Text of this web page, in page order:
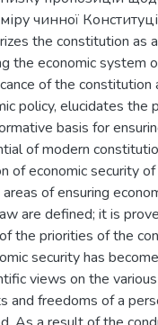
чинної
the constitution as
the economic system
of the constitution
policy, elucidates the
basis for
of modern
of economic security
of ensuring
are defined; it is
the priorities of the
security has
views on the
and freedoms of a